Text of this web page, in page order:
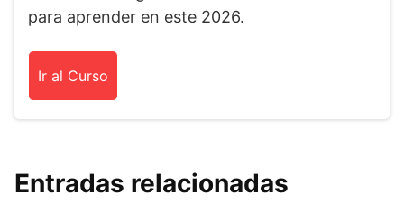
para aprender en este 2026.
Ir al Curso
Entradas relacionadas